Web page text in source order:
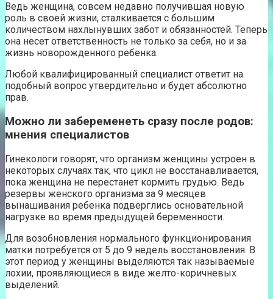
Ведь женщина, совсем недавно получившая новую
роль в своей жизни, сталкивается с большим
количеством нахлынувших забот и обязанностей. Теперь
она несет ответственность не только за себя, но и за
жизнь новорожденного ребенка.
Любой квалифицированный специалист ответит на
подобный вопрос утвердительно и будет абсолютно
прав.
Можно ли забеременеть сразу после родов:
мнения специалистов
Гинекологи говорят, что организм женщины устроен в
некоторых случаях так, что цикл не восстанавливается,
пока женщина не перестанет кормить грудью. Ведь
резервы женского организма за 9 месяцев
вынашивания ребенка подверглись основательной
нагрузке во время предыдущей беременности.
Для возобновления нормального функционирования
матки потребуется от 5 до 9 недель восстановления. В
этот период у женщины выделяются так называемые
лохии, проявляющиеся в виде желто-коричневых
выделений.